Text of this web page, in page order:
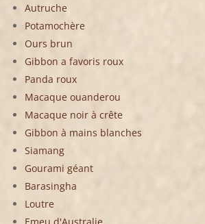
Autruche
Potamochère
Ours brun
Gibbon a favoris roux
Panda roux
Macaque ouanderou
Macaque noir à crête
Gibbon à mains blanches
Siamang
Gourami géant
Barasingha
Loutre